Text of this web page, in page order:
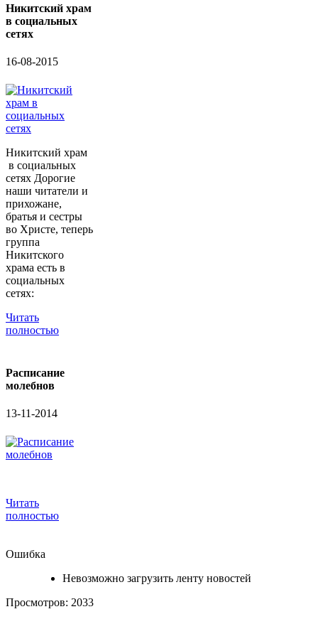
Никитский храм
в социальных
сетях
16-08-2015
Никитский храм
в социальных
сетях Дорогие
наши читатели и
прихожане,
братья и сестры
во Христе, теперь
группа
Никитского
храма есть в
социальных
сетях:
Читать
полностью
Расписание
молебнов
13-11-2014
Читать
полностью
Ошибка
Невозможно загрузить ленту новостей
Просмотров: 2033